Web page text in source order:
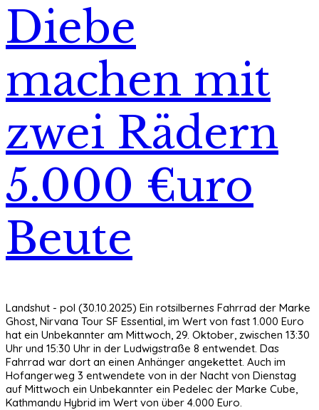
Diebe
machen mit
zwei Rädern
5.000 €uro
Beute
Landshut - pol (30.10.2025) Ein rotsilbernes Fahrrad der Marke
Ghost, Nirvana Tour SF Essential, im Wert von fast 1.000 Euro
hat ein Unbekannter am Mittwoch, 29. Oktober, zwischen 13:30
Uhr und 15:30 Uhr in der Ludwigstraße 8 entwendet. Das
Fahrrad war dort an einen Anhänger angekettet. Auch im
Hofangerweg 3 entwendete von in der Nacht von Dienstag
auf Mittwoch ein Unbekannter ein Pedelec der Marke Cube,
Kathmandu Hybrid im Wert von über 4.000 Euro.